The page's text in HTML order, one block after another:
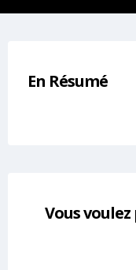
En Résumé
Vous